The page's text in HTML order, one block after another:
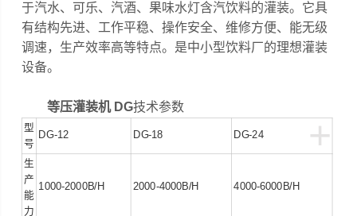
于汽水、可乐、汽酒、果味水灯含汽饮料的灌装。它具
有结构先进、工作平稳、操作安全、维修方便、能无级
调速，生产效率高等特点。是中小型饮料厂的理想灌装
设备。
等压灌装机 DG技术参数
+
型
号
DG-12 DG-18 DG-24
生
产
能
力
1000-2000B/H 2000-4000B/H 4000-6000B/H